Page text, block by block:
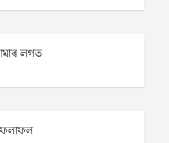
লগত
ফলাফল